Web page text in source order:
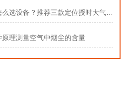
新规下生态环境监测机构怎么选设备？推荐三款定位授时大气采样器
理测量空气中烟尘的含量